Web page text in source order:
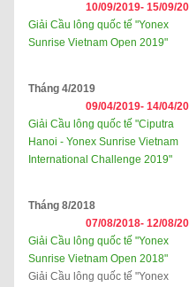
10/09/2019- 15/09/
Giải Cầu lông quốc tế "Yonex
Sunrise Vietnam Open 2019"
Tháng 4/2019
09/04/2019- 14/04/
Giải Cầu lông quốc tế "Ciputra
Hanoi - Yonex Sunrise Vietnam
International Challenge 2019"
Tháng 8/2018
07/08/2018- 12/08/
Giải Cầu lông quốc tế "Yonex
Sunrise Vietnam Open 2018"
Giải Cầu lông quốc tế "Yonex